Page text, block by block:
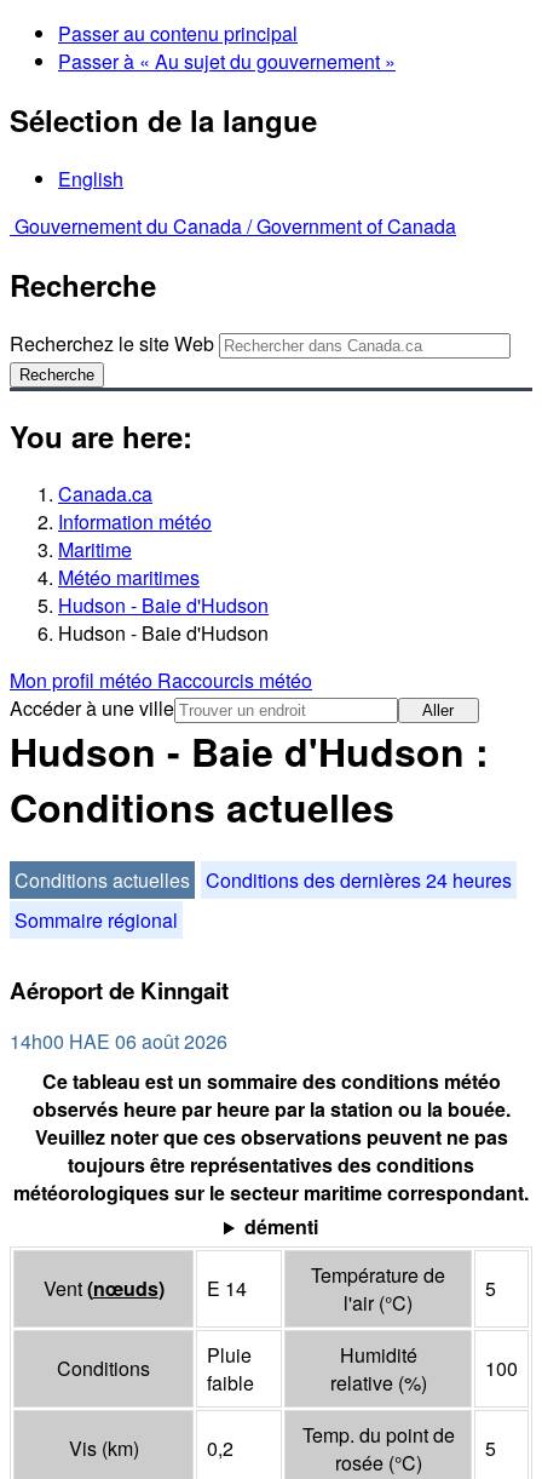
Passer au contenu principal
Passer à « Au sujet du gouvernement »
Sélection de la langue
English
Gouvernement du Canada /Government of Canada
Recherche
Recherchez le site Web
Recherche
You are here:
Canada.ca
Information météo
Maritime
Météo maritimes
Hudson - Baie d'Hudson
Hudson - Baie d'Hudson
Mon profil météo Raccourcis météo
Accéder à une ville
Aller
Hudson - Baie d'Hudson :
Conditions actuelles
Conditions actuelles Conditions des dernières 24 heures
Sommaire régional
Aéroport de Kinngait
14h00 HAE 06 août 2026
Ce tableau est un sommaire des conditions météo
observés heure par heure par la station ou la bouée.
Veuillez noter que ces observations peuvent ne pas
toujours être représentatives des conditions
météorologiques sur le secteur maritime correspondant.
démenti
Vent(nœuds) E 14
Température de
l'air(°C)
5
Conditions
Pluie
faible
Humidité
relative (%)
100
Vis (km) 0,2
Temp. du point de
rosée (°C)
5